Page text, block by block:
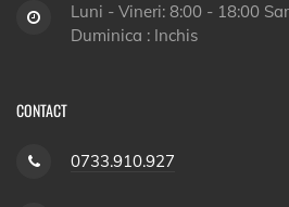
Luni - Vineri: 8:00 - 18:00
Duminica : Inchis
CONTACT
0733.910.927